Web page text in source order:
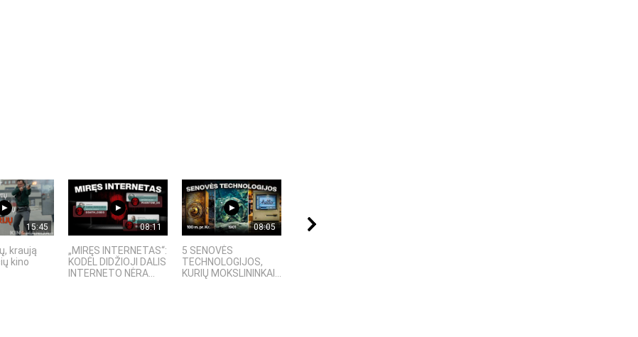
15:45
kraują
kino
08:11
„MIRĘS INTERNETAS“:
KODĖL DIDŽIOJI DALIS
INTERNETO NĖRA...
08:05
5 SENOVĖS
TECHNOLOGIJOS,
KURIŲ MOKSLININKAI...